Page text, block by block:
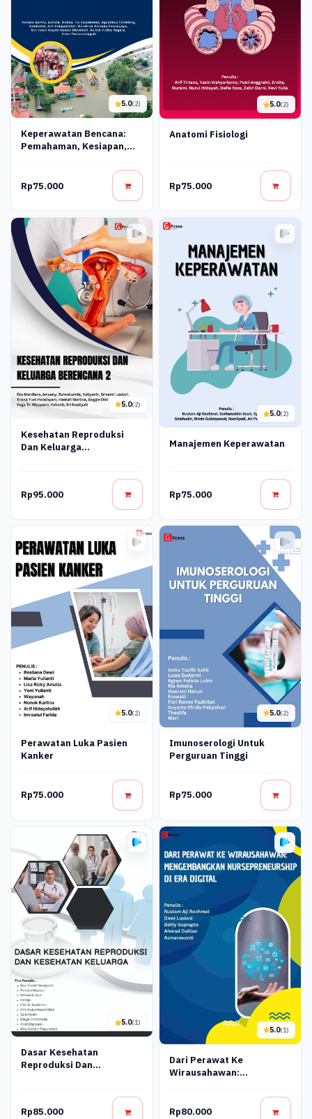
5.0(2)
Keperawatan Bencana:
Pemahaman, Kesiapan,
Rp75.000
5.0(2)
Anatomi Fisiologi
Rp75.000
5.0(2)
Kesehatan Reproduksi
Dan Keluarga
Rp95.000
5.0(2)
Manajemen Keperawatan
Rp75.000
5.0(2)
Perawatan Luka Pasien
Kanker
Rp75.000
5.0(2)
Imunoserologi Untuk
Perguruan Tinggi
Rp75.000
5.0(1)
Dasar Kesehatan
Reproduksi Dan
Rp85.000
5.0(1)
Dari Perawat Ke
Wirausahawan:
Nursepreneurship Di Era
Digital
Rp80.000